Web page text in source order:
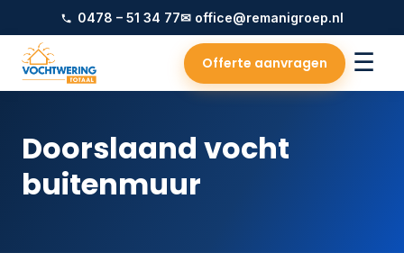
0478 – 51 34 77✉ office@remanigroep.nl
Offerte aanvragen ☰
Doorslaand vocht
buitenmuur